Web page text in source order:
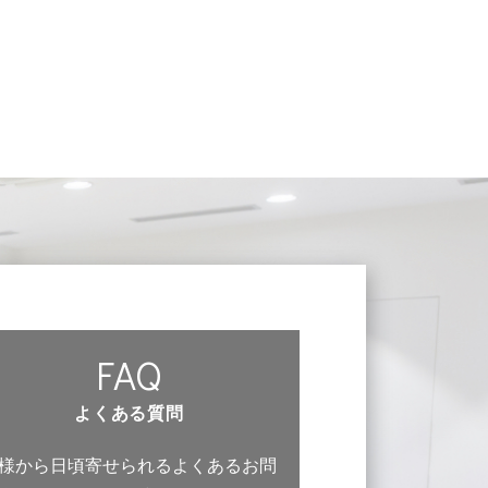
FAQ
よくある質問
から日頃寄せられるよくあるお問